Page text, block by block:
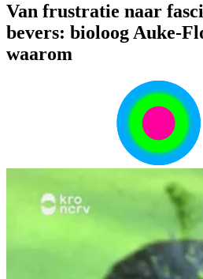
Van frustratie naar
bevers: bioloog Auke-
waarom